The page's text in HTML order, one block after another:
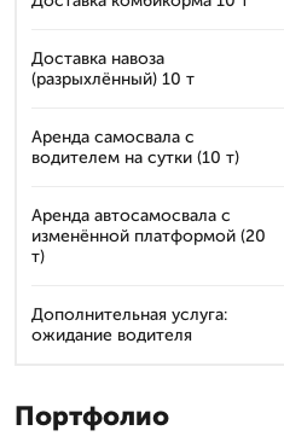
Доставка навоза
(разрыхлённый) 10 т
Аренда самосвала с
водителем на сутки (10 т)
Аренда автосамосвала с
изменённой платформой (20
т)
Дополнительная услуга:
ожидание водителя
Портфолио